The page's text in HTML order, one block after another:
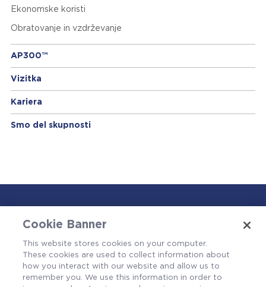
Ekonomske koristi
Obratovanje in vzdrževanje
AP300™
Vizitka
Kariera
Smo del skupnosti
AP300™
Vizitka
Cookie Banner
This website stores cookies on your computer.
These cookies are used to collect information about
how you interact with our website and allow us to
remember you. We use this information in order to